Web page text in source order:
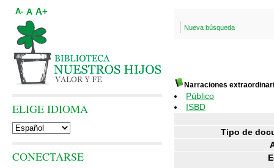
Nueva búsqueda
Narraciones
Público
ISBD
Tipo de
A- A A+
ELIGE IDIOMA
CONECTARSE